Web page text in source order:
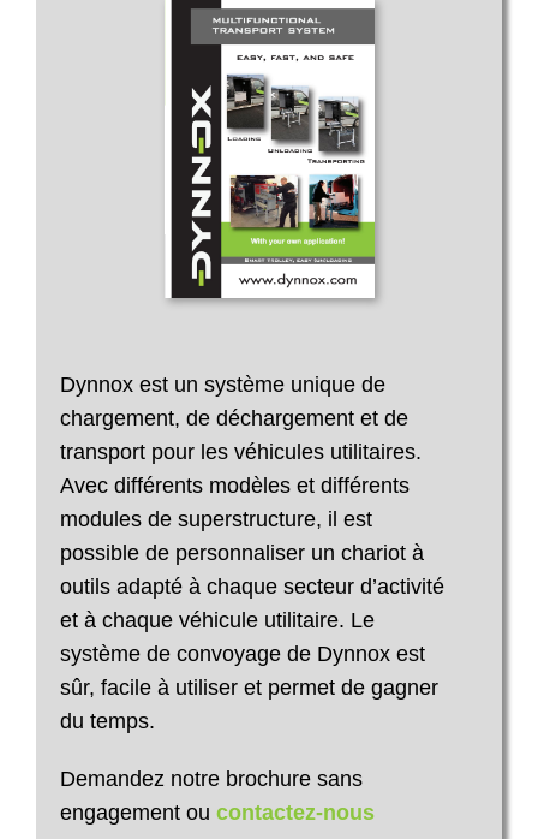
Dynnox est un système unique de
chargement, de déchargement et de
transport pour les véhicules utilitaires.
Avec différents modèles et différents
modules de superstructure, il est
possible de personnaliser un chariot à
outils adapté à chaque secteur d’activité
et à chaque véhicule utilitaire. Le
système de convoyage de Dynnox est
sûr, facile à utiliser et permet de gagner
du temps.
Demandez notre brochure sans
engagement ou contactez-nous